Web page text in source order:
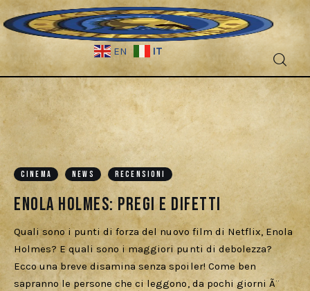
EN IT
Fantascienza
Fantasy
Games
Recensioni
Libri e fumetti
Cercatori
CINEMA NEWS RECENSIONI
Enola Holmes: pregi e difetti
Quali sono i punti di forza del nuovo film di Netflix, Enola
Holmes? E quali sono i maggiori punti di debolezza?
Ecco una breve disamina senza spoiler! Come ben
sapranno le persone che ci leggono, da pochi giorni Ã¨